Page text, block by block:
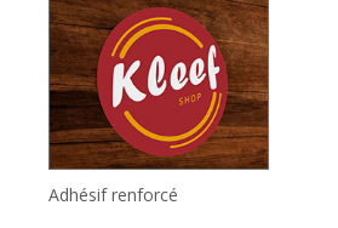
Adhésif renforcé